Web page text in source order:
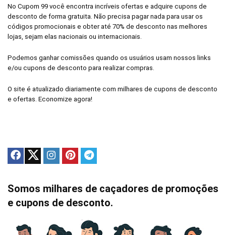
No Cupom 99 você encontra incríveis ofertas e adquire cupons de
desconto de forma gratuita. Não precisa pagar nada para usar os
códigos promocionais e obter até 70% de desconto nas melhores
lojas, sejam elas nacionais ou internacionais.
Podemos ganhar comissões quando os usuários usam nossos links
e/ou cupons de desconto para realizar compras.
O site é atualizado diariamente com milhares de cupons de desconto
e ofertas. Economize agora!
Somos milhares de caçadores de promoções
e cupons de desconto.